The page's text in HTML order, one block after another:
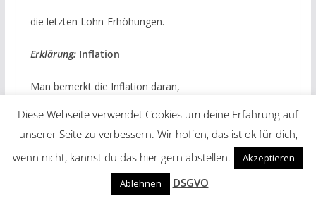
die letzten Lohn-Erhöhungen.
Erklärung: Inflation
Man bemerkt die Inflation daran,
dass alles teurer wird.
Deshalb nennt man sie auch Teuerung.
Ist die Inflation niedrig,
Diese Webseite verwendet Cookies um deine Erfahrung auf
unserer Seite zu verbessern. Wir hoffen, das ist ok für dich,
wenn nicht, kannst du das hier gern abstellen.
Akzeptieren
Ablehnen
DSGVO